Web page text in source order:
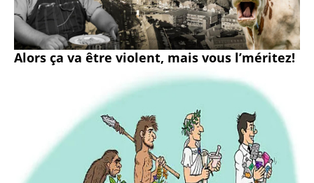
Alors ça va être violent, mais vous l’méritez!